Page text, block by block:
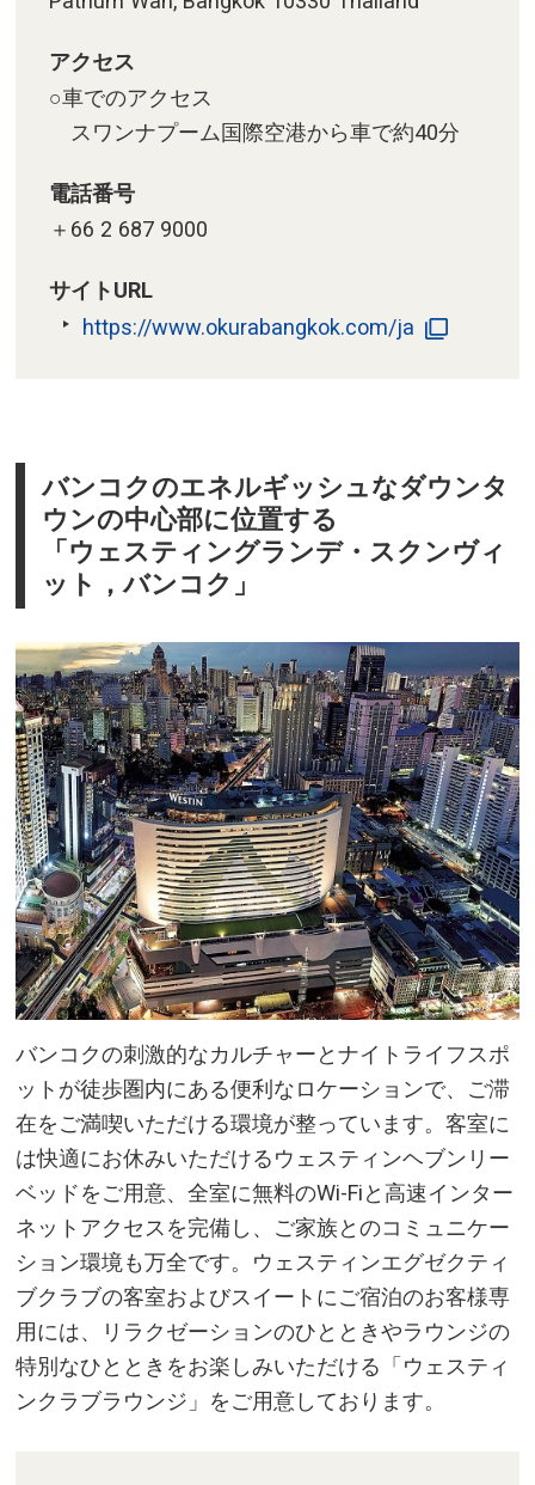
アクセス
○車でのアクセス
スワンナプーム国際空港から車で約40分
電話番号
＋66 2 687 9000
サイトURL
https://www.okurabangkok.com/ja
バンコクのエネルギッシュなダウンタ
ウンの中心部に位置する
「ウェスティングランデ・スクンヴィ
ット，バンコク」
バンコクの刺激的なカルチャーとナイトライフスポ
ットが徒歩圏内にある便利なロケーションで、ご滞
在をご満喫いただける環境が整っています。客室に
は快適にお休みいただけるウェスティンヘブンリー
ベッドをご用意、全室に無料のWi-Fiと高速インター
ネットアクセスを完備し、ご家族とのコミュニケー
ション環境も万全です。ウェスティンエグゼクティ
ブクラブの客室およびスイートにご宿泊のお客様専
用には、リラクゼーションのひとときやラウンジの
特別なひとときをお楽しみいただける「ウェスティ
ンクラブラウンジ」をご用意しております。